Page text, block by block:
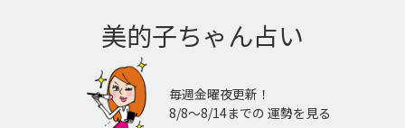
美的子ちゃん占い
毎週金曜夜更新！
8/8〜8/14までの 運勢を見る